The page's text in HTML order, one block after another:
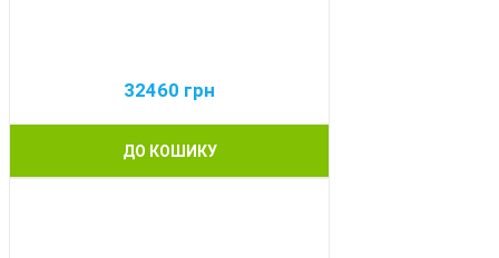
32460 грн
ДО КОШИКУ